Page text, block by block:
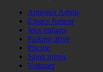
Animaux Admis
Espace fumeur
Jeux enfants
Parking privé
Piscine
Salon privés
Voiturier